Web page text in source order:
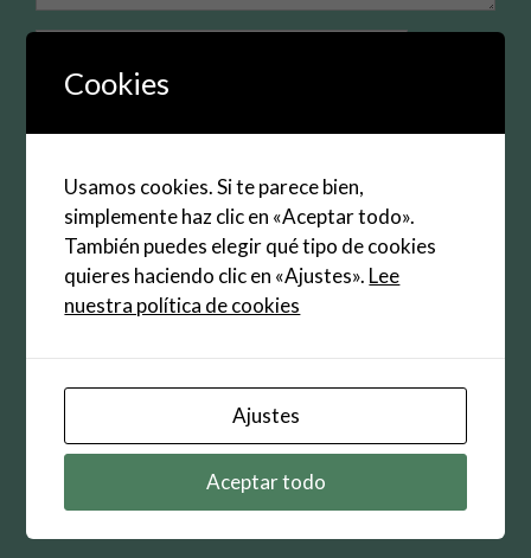
electrónico
Web
Guarda mi nombre, correo electrónico y web en
este navegador para la próxima vez que
comente.
Cookies
Usamos cookies. Si te parece bien,
simplemente haz clic en «Aceptar todo».
También puedes elegir qué tipo de cookies
quieres haciendo clic en «Ajustes». Lee
nuestra política de cookies
Ajustes
Aceptar todo